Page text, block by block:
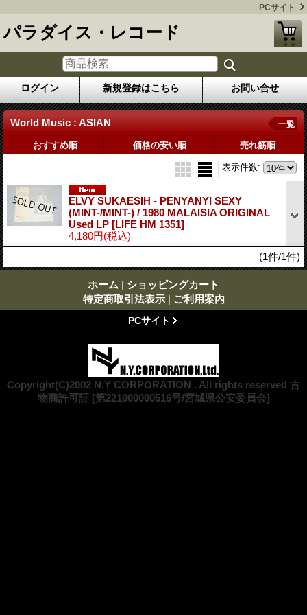
PCサイト
パラダイス・レコード
ログイン 新規登録はこちら お問い合せ
World Music : ASIAN 一覧
おすすめ順 価格の安い順 売れ筋順
表示件数:
ELVY SUKAESIH - PENYANYI SEXY
(MINT-/MINT-) / 1980 MALAISIA ORIGINAL
Used LP [LIFE HM 1351]
4,180円(税込)
(1件/1件)
ホーム | ショッピングカート
特定商取引法表示 | ご利用案内
PCサイト
Copyright(C)2002 N.Y CORPORATION . All rights reserved 古
物商許可証 [第221000000516号/宮城県公安委員会]